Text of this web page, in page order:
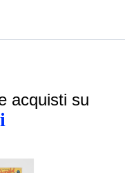
acquisti su